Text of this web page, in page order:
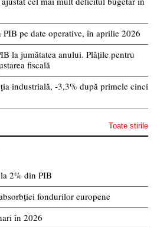
pe date operative, în aprilie 2026
la jumătatea anului. Plățile pentru
fiscală
industrială, -3,3% după primele cinci
Toate stirile
2% din PIB
fondurilor europene
în 2026